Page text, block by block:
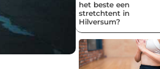
het beste een
stretchtent in
Hilversum?